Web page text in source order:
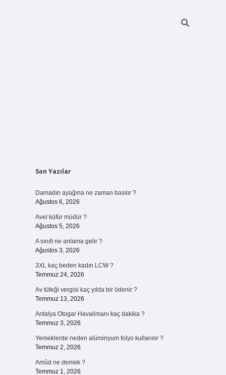
Sidebar
Son Yazılar
Damadın ayağına ne zaman basılır ?
Ağustos 6, 2026
Avel küfür müdür ?
Ağustos 5, 2026
A sınıfı ne anlama gelir ?
Ağustos 3, 2026
3XL kaç beden kadın LCW ?
Temmuz 24, 2026
Av tüfeği vergisi kaç yılda bir ödenir ?
Temmuz 13, 2026
Antalya Otogar Havalimanı kaç dakika ?
Temmuz 3, 2026
Yemeklerde neden alüminyum folyo kullanılır ?
Temmuz 2, 2026
Amûd ne demek ?
Temmuz 1, 2026